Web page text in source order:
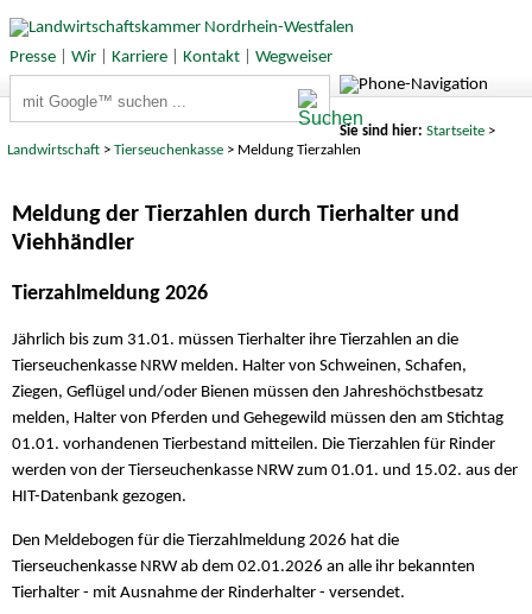
Presse| Wir| Karriere| Kontakt| Wegweiser
Sie sind hier: Startseite>
Landwirtschaft >Tierseuchenkasse > Meldung Tierzahlen
Meldung der Tierzahlen durch Tierhalter und
Viehhändler
Tierzahlmeldung 2026
Jährlich bis zum 31.01. müssen Tierhalter ihre Tierzahlen an die
Tierseuchenkasse NRW melden. Halter von Schweinen, Schafen,
Ziegen, Geflügel und/oder Bienen müssen den Jahreshöchstbesatz
melden, Halter von Pferden und Gehegewild müssen den am Stichtag
01.01. vorhandenen Tierbestand mitteilen. Die Tierzahlen für Rinder
werden von der Tierseuchenkasse NRW zum 01.01. und 15.02. aus der
HIT-Datenbank gezogen.
Den Meldebogen für die Tierzahlmeldung 2026 hat die
Tierseuchenkasse NRW ab dem 02.01.2026 an alle ihr bekannten
Tierhalter - mit Ausnahme der Rinderhalter - versendet.